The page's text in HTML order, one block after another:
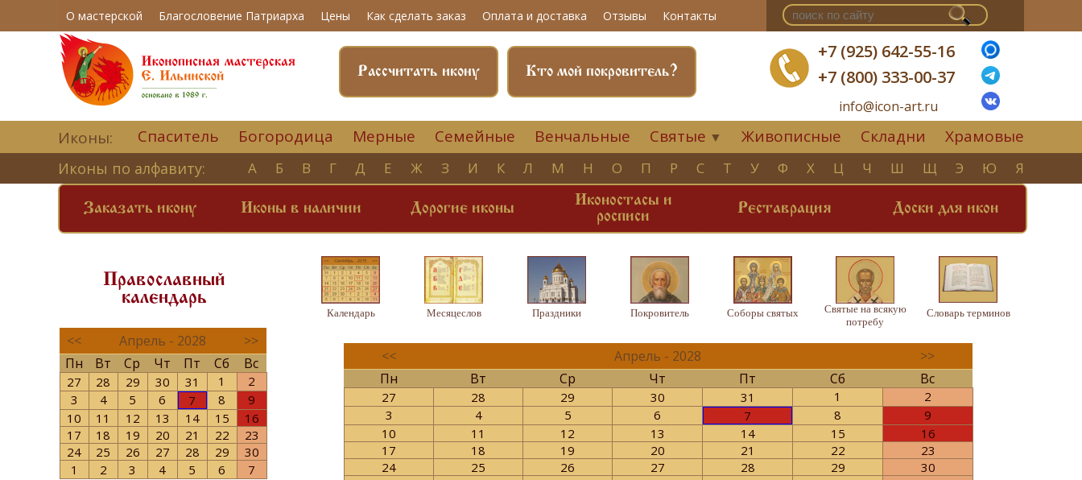
О мастерской Благословение Патриарха Цены Как сделать заказ Оплата и доставка Отзывы Контакты
+7 (925) 642-55-16
+7 (800) 333-00-37
info@icon-art.ru
Кто мой покровитель?
Рассчитать икону
Иконы: Спаситель Богородица Мерные Семейные Венчальные Святые ▼ Живописные Складни Храмовые
Иконы по алфавиту: А Б В Г Д Е Ж З И К Л М Н О П Р С Т У Ф Х Ц Ч Ш Щ Э Ю Я
Заказать икону Иконы в наличии Дорогие иконы
Иконостасы и
росписи
Реставрация Доски для икон
Православный
календарь
<< Апрель - 2028
>>
Пн
Вт Ср Чт Пт Сб Вс
27 28 29 30 31 1
2
3
4 5 6 7 8
9
10
11 12 13 14 15
16
17
18 19 20 21 22
23
24
25 26 27 28 29
30
1
2 3 4 5 6 7
Календарь Месяцеслов Праздники Покровитель Соборы святых
Святые на всякую
потребу
Словарь терминов
<< Апрель - 2028
>>
Пн
Вт Ср Чт Пт Сб Вс
27 28 29 30 31 1
2
3
4 5 6 7 8
9
10
11 12 13 14 15
16
17
18 19 20 21 22
23
24
25 26 27 28 29
30